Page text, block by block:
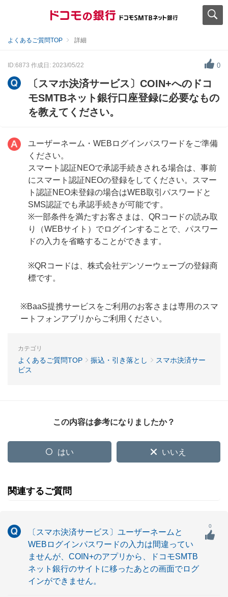
よくあるご質問TOP 詳細
ID:6873 作成日: 2023/05/22 0
〔スマホ決済サービス〕COIN+へのドコ
モSMTBネット銀行口座登録に必要なもの
を教えてください。
ユーザーネーム・WEBログインパスワードをご準備
ください。
スマート認証NEOで承認手続きされる場合は、事前
にスマート認証NEOの登録をしてください。スマー
ト認証NEO未登録の場合はWEB取引パスワードと
SMS認証でも承認手続きが可能です。
※一部条件を満たすお客さまは、QRコードの読み取
り（WEBサイト）でログインすることで、パスワー
ドの入力を省略することができます。
※QRコードは、株式会社デンソーウェーブの登録商
標です。
※BaaS提携サービスをご利用のお客さまは専用のスマ
ートフォンアプリからご利用ください。
カテゴリ
よくあるご質問TOP 振込・引き落とし
スマホ決済サー
ビス
この内容は参考になりましたか？
はい いいえ
関連するご質問
〔スマホ決済サービス〕ユーザーネームと
WEBログインパスワードの入力は間違ってい
ませんが、COIN+のアプリから、ドコモSMTB
ネット銀行のサイトに移ったあとの画面でログ
インができません。
0